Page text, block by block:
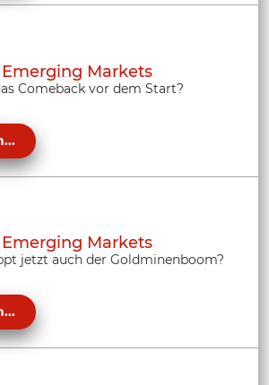
Markets
Comeback vor dem Start?
Markets
jetzt auch der Goldminenboom?